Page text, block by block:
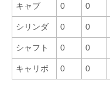
キャブ 0 0
シリンダ 0 0
シャフト 0 0
キャリボ 0 0